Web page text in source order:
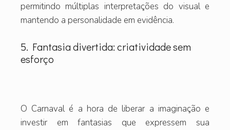
permitindo múltiplas interpretações do visual e
mantendo a personalidade em evidência.
5. Fantasia divertida: criatividade sem
esforço
O Carnaval é a hora de liberar a imaginação e
investir em fantasias que expressem sua